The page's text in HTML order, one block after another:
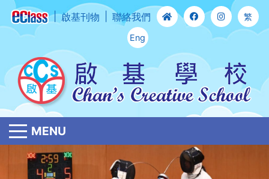
啟基刊物 聯絡我們 繁
Eng
MENU